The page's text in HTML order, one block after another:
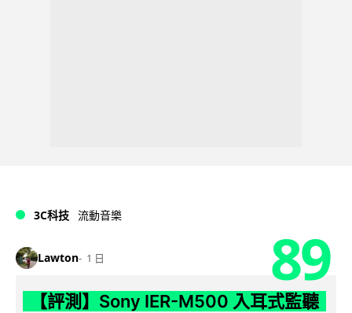
3C科技 流動音樂
Lawton 1 日 89
【評測】Sony IER-M500 入耳式監聽